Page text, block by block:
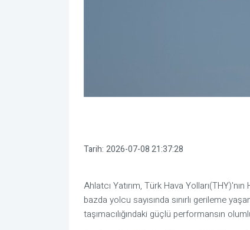
Tarih: 2026-07-08 21:37:28
Ahlatcı Yatırım, Türk Hava
bazda yolcu sayısında sınırlı gerileme
taşımacılığındaki güçlü performansın